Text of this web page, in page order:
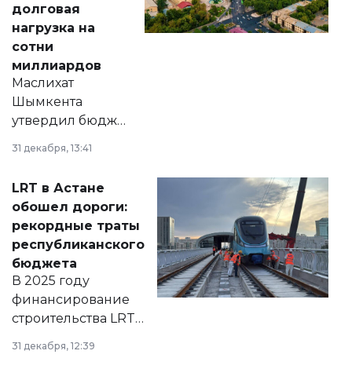
долговая
нагрузка на
сотни
миллиардов
Маслихат
Шымкента
утвердил бюджет
города на 2026–
2028 годы.
документ
появился в базе
нормативных
правовых актов и
на сайте маслихат
города.
31 декабря, 13:41
LRT в Астане
обошел дороги:
рекордные траты
республиканского
бюджета
В 2025 году
финансирование
строительства LRT
в Астане из
республиканского
31 декабря, 12:39